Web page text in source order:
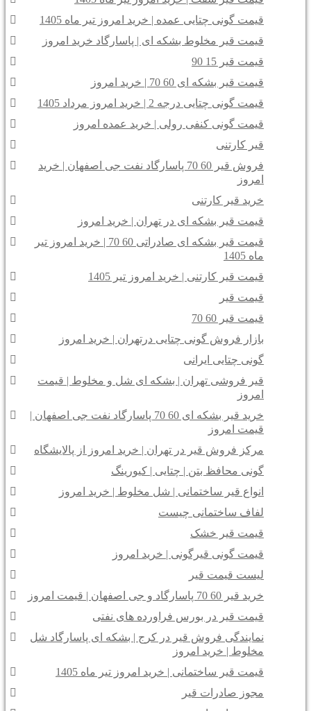
قیمت گونی چتایی عمده | خرید امروز تیر ماه 1405
قیمت قیر مخلوط بشکه ای | پاسارگاد خرید امروز
قیمت قیر 15 90
قیمت قیر بشکه ای 60 70 | خرید امروز
قیمت گونی چتایی درجه 2 | خرید امروز مرداد 1405
قیمت گونی کنفی رولی | خرید عمده امروز
قیر کارتنی
فروش قیر 60 70 پاسارگاد نفت جی اصفهان | خرید
امروز
خرید قیر کارتنی
قیمت قیر بشکه ای در تهران | خرید امروز
قیمت قیر بشکه ای صادراتی 60 70 | خرید امروز تیر
ماه 1405
قیمت قیر کارتنی | خرید امروز تیر 1405
قیمت قیر
قیمت قیر 60 70
بازار فروش گونی چتایی درتهران | خرید امروز
گونی چتایی ایرانی
قیر فروشی تهران | بشکه ای شل و مخلوط | قیمت
امروز
خرید قیر بشکه ای 60 70 پاسارگاد نفت جی اصفهان |
قیمت امروز
مرکز فروش قیر در تهران | خرید امروز از پالایشگاه
گونی محافظ بتن | چتایی | کیورینگ
انواع قیر ساختمانی | شل مخلوط | خرید امروز
لفاف ساختمانی چیست
قیمت قیر خشک
قیمت گونی قیرگونی | خرید امروز
لیست قیمت قیر
خرید قیر 60 70 پاسارگاد و جی اصفهان | قیمت امروز
قیمت قیر در بورس فراورده های نفتی
نمایندگی فروش قیر در کرج | بشکه ای پاسارگاد شل
مخلوط | خرید امروز
قیمت قیر ساختمانی | خرید امروز تیر ماه 1405
مجوز صادرات قیر